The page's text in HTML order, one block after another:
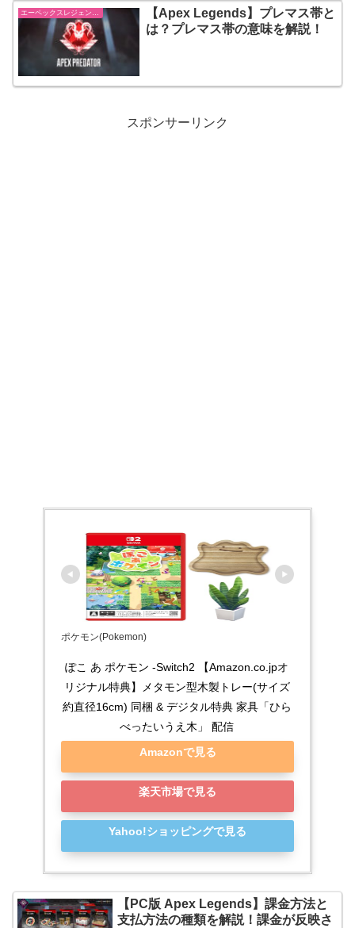
【Apex Legends】プレマス帯と
は？プレマス帯の意味を解説！
スポンサーリンク
ポケモン(Pokemon)
ぽこ あ ポケモン -Switch2 【Amazon.co.jpオ
リジナル特典】メタモン型木製トレー(サイズ
約直径16cm) 同梱 & デジタル特典 家具「ひら
べったいうえ木」 配信
Amazonで見る
楽天市場で見る
Yahoo!ショッピングで見る
【PC版 Apex Legends】課金方法と
支払方法の種類を解説！課金が反映さ